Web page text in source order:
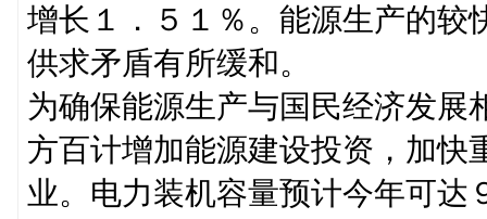
增长１．５１％。能源生产的较
供求矛盾有所缓和。
为确保能源生产与国民经济发展
方百计增加能源建设投资，加快
业。电力装机容量预计今年可达